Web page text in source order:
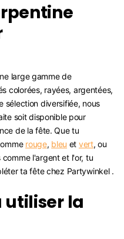
large gamme de
colorées, rayées, argentées,
sélection diversifiée, nous
soit disponible pour
de la fête. Que tu
rouge, bleu et vert, ou
l'argent et l'or, tu
ta fête chez Partywinkel .
la